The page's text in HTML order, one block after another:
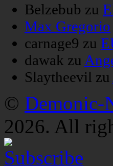
Belzebub zu
Max Gregorio
carnage9 zu
dawak zu
Slaytheevil zu
© Demonic-
2026. All